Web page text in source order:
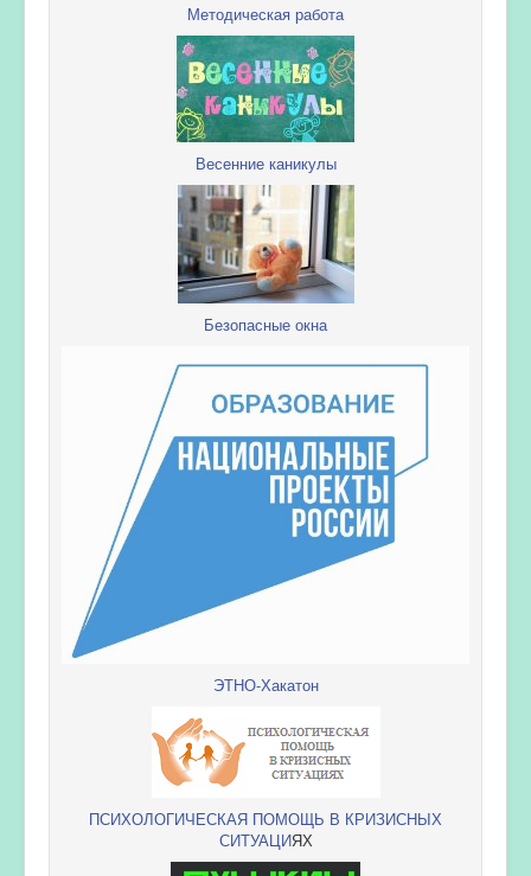
Методическая работа
Весенние каникулы
Безопасные окна
ЭТНО-Хакатон
ПСИХОЛОГИЧЕСКАЯ ПОМОЩЬ В КРИЗИСНЫХ
СИТУАЦИЯХ